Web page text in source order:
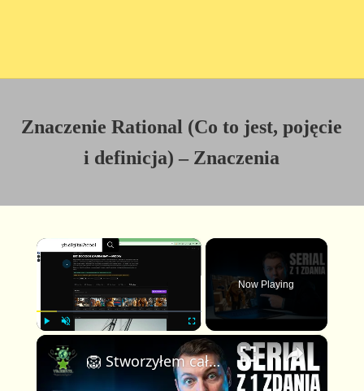
Znaczenie Rational (Co to jest, pojęcie
i definicja) – Znaczenia
×
n
m
u
l
Now Playing
×
🦁 Stworzyłem cały animowany serial z AI w kilka minut — wystarczyło jedno zdanie!